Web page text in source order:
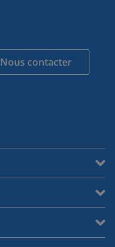
Nous contacter